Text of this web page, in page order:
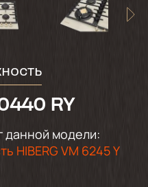
RY
данной модели:
HIBERG VM 6245 Y